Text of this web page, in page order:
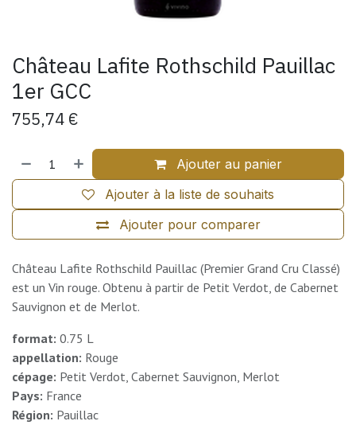
Château Lafite Rothschild Pauillac
1er GCC
755,74 €
Ajouter au panier
Ajouter pour comparer
Ajouter à la liste de souhaits
Château Lafite Rothschild Pauillac (Premier Grand Cru Classé)
est un Vin rouge. Obtenu à partir de Petit Verdot, de Cabernet
Sauvignon et de Merlot.
format: 0.75 L
appellation: Rouge
cépage: Petit Verdot, Cabernet Sauvignon, Merlot
Pays: France
Région: Pauillac